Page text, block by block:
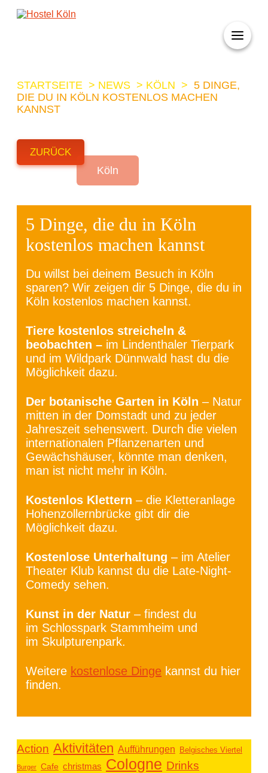
STARTSEITE > NEWS > KÖLN > 5 DINGE,
DIE DU IN KÖLN KOSTENLOS MACHEN
KANNST
ZURÜCK
Köln
5 Dinge, die du in Köln
kostenlos machen kannst
Du willst bei deinem Besuch in Köln
sparen? Wir zeigen dir 5 Dinge, die du in
Köln kostenlos machen kannst.
Tiere kostenlos streicheln &
beobachten – im Lindenthaler Tierpark
und im Wildpark Dünnwald hast du die
Möglichkeit dazu.
Der botanische Garten in Köln – Natur
mitten in der Domstadt und zu jeder
Jahreszeit sehenswert. Durch die vielen
internationalen Pflanzenarten und
Gewächshäuser, könnte man denken,
man ist nicht mehr in Köln.
Kostenlos Klettern – die Kletteranlage
Hohenzollernbrücke gibt dir die
Möglichkeit dazu.
Kostenlose Unterhaltung – im Atelier
Theater Klub kannst du die Late-Night-
Comedy sehen.
Kunst in der Natur – findest du
im Schlosspark Stammheim und
im Skulpturenpark.
Weitere kostenlose Dinge kannst du hier
finden.
Action Aktivitäten Aufführungen Belgisches Viertel
Burger Cafe christmas Cologne Drinks